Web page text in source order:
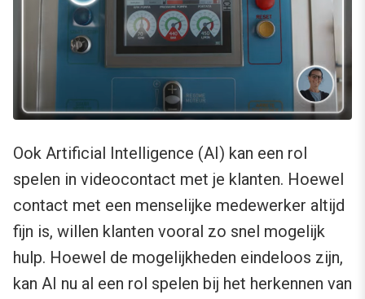
Ook Artificial Intelligence (AI) kan een rol
spelen in videocontact met je klanten. Hoewel
contact met een menselijke medewerker altijd
fijn is, willen klanten vooral zo snel mogelijk
hulp. Hoewel de mogelijkheden eindeloos zijn,
kan AI nu al een rol spelen bij het herkennen van